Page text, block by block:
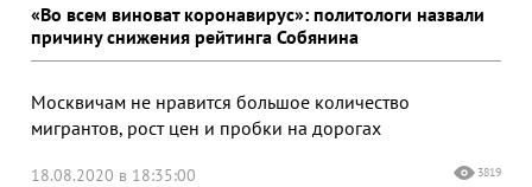
«Во всем виноват коронавирус»: политологи назвали
причину снижения рейтинга Собянина
Москвичам не нравится большое количество
мигрантов, рост цен и пробки на дорогах
18.08.2020 в 18:35:00 3819